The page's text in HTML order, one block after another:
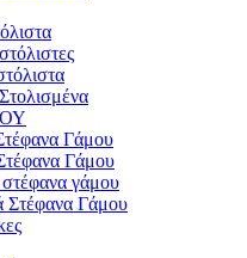
Γάμου
Γάμου
γάμου
Στέφανα Γάμου